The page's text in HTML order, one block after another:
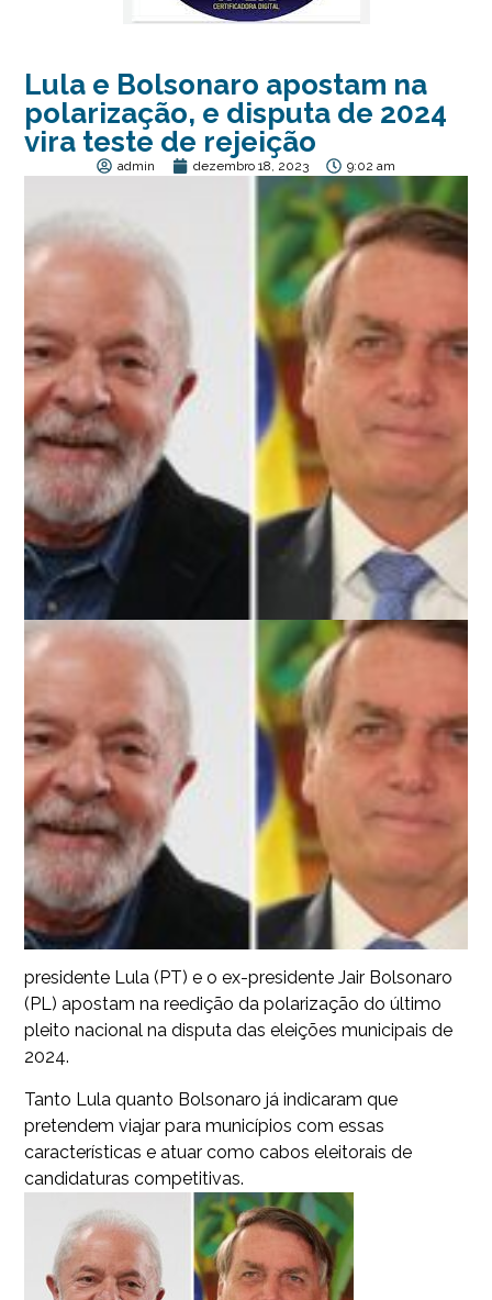
Lula e Bolsonaro apostam na
polarização, e disputa de 2024
vira teste de rejeição
admin dezembro 18, 2023 9:02 am
presidente Lula (PT) e o ex-presidente Jair Bolsonaro
(PL) apostam na reedição da polarização do último
pleito nacional na disputa das eleições municipais de
2024.
Tanto Lula quanto Bolsonaro já indicaram que
pretendem viajar para municípios com essas
características e atuar como cabos eleitorais de
candidaturas competitivas.